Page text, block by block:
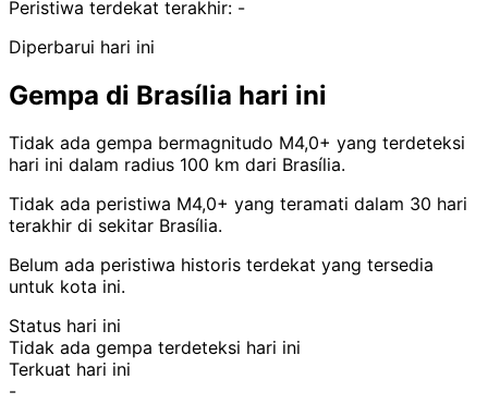
Peristiwa terdekat terakhir: -
Diperbarui hari ini
Gempa di Brasília hari ini
Tidak ada gempa bermagnitudo M4,0+ yang terdeteksi
hari ini dalam radius 100 km dari Brasília.
Tidak ada peristiwa M4,0+ yang teramati dalam 30 hari
terakhir di sekitar Brasília.
Belum ada peristiwa historis terdekat yang tersedia
untuk kota ini.
Status hari ini
Tidak ada gempa terdeteksi hari ini
Terkuat hari ini
-